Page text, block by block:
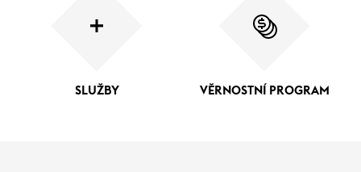
SLUŽBY VĚRNOSTNÍ PROGRAM